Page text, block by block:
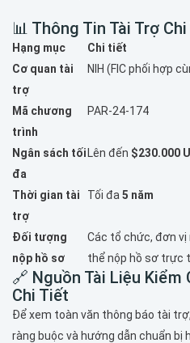
📊 Thông Tin Tài Trợ
Hạng mục
Chi tiết
Cơ quan tài
trợ
NIH (FIC phối hợp
Mã chương
trình
PAR-24-174
Ngân sách tối
đa
Lên đến $230.000
Thời gian tài
trợ
Tối đa 5 năm
Đối tượng
nộp hồ sơ
Các tổ chức, đơn vị
thể nộp hồ sơ trực
🔗 Nguồn Tài Liệu Kiểm
Chi Tiết
Để xem toàn văn thông báo tài
ràng buộc và hướng dẫn chuẩn bị